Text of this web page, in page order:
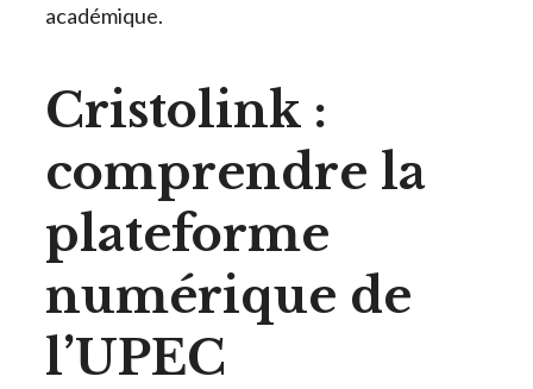
académique.
Cristolink :
comprendre la
plateforme
numérique de
l’UPEC